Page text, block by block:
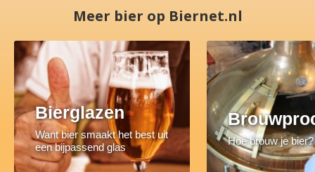
Meer bier op Biernet.nl
Bierglazen
Want bier smaakt het best uit
een bijpassend glas
Hoe brouw je bier?